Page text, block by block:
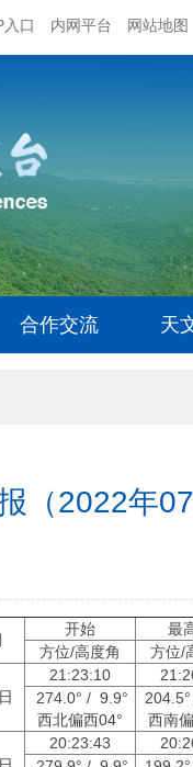
入口 内网平台 网站地图
合作交流 天
（2022年
开始 最
方位/高度角 方位/
21:23:10
274.0° / 9.9°
西北偏西04°
西南
20:23:43